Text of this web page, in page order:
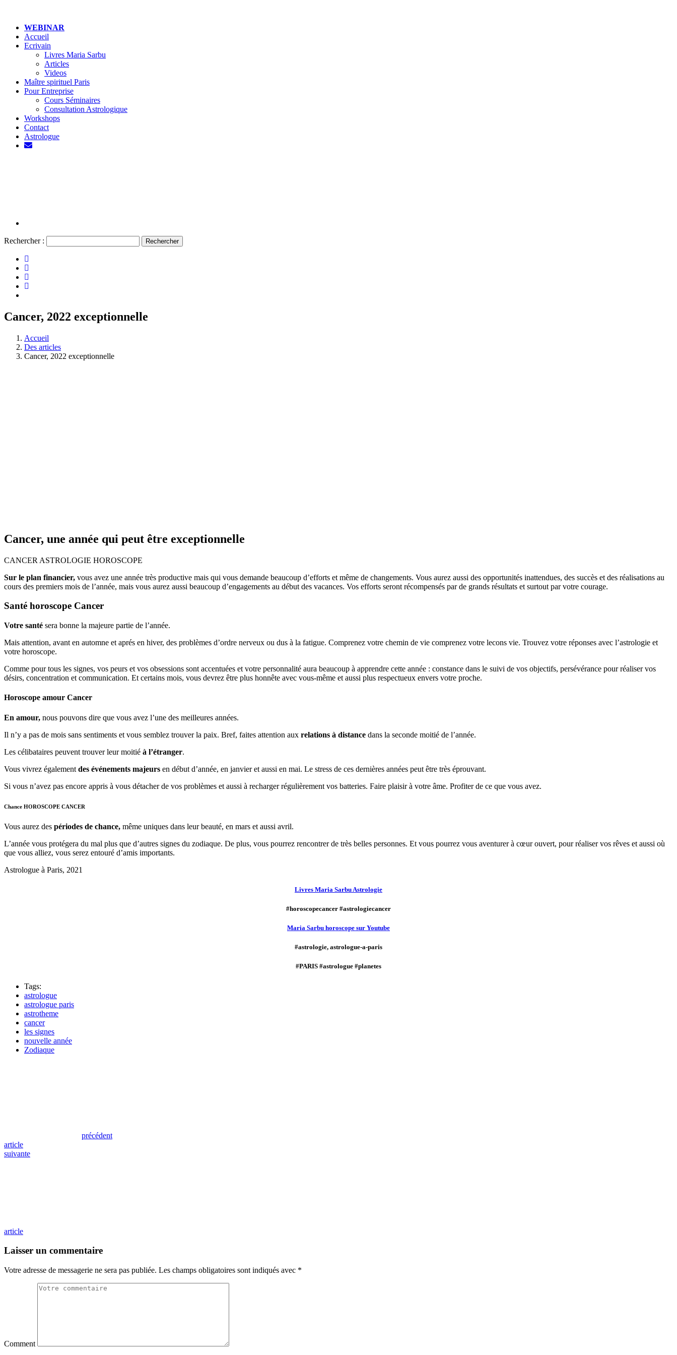
WEBINAR
Accueil
Ecrivain
Livres Maria Sarbu
Articles
Videos
Maître spirituel Paris
Pour Entreprise
Cours Séminaires
Consultation Astrologique
Workshops
Contact
Astrologue
Rechercher :
Cancer, 2022 exceptionnelle
Accueil
Des articles
Cancer, 2022 exceptionnelle
Cancer, une année qui peut être exceptionnelle
CANCER ASTROLOGIE HOROSCOPE
Sur le plan financier, vous avez une année très productive mais qui vous demande beaucoup d’efforts et même de changements. Vous aurez aussi des opportunités inattendues, des succès et des réalisations au
cours des premiers mois de l’année, mais vous aurez aussi beaucoup d’engagements au début des vacances. Vos efforts seront récompensés par de grands résultats et surtout par votre courage.
Santé horoscope Cancer
Votre santé sera bonne la majeure partie de l’année.
Mais attention, avant en automne et aprés en hiver, des problèmes d’ordre nerveux ou dus à la fatigue. Comprenez votre chemin de vie comprenez votre lecons vie. Trouvez votre réponses avec l’astrologie et
votre horoscope.
Comme pour tous les signes, vos peurs et vos obsessions sont accentuées et votre personnalité aura beaucoup à apprendre cette année : constance dans le suivi de vos objectifs, persévérance pour réaliser vos
désirs, concentration et communication. Et certains mois, vous devrez être plus honnête avec vous-même et aussi plus respectueux envers votre proche.
Horoscope amour Cancer
En amour, nous pouvons dire que vous avez l’une des meilleures années.
Il n’y a pas de mois sans sentiments et vous semblez trouver la paix. Bref, faites attention aux relations à distance dans la seconde moitié de l’année.
Les célibataires peuvent trouver leur moitié à l’étranger.
Vous vivrez également des événements majeurs en début d’année, en janvier et aussi en mai. Le stress de ces dernières années peut être très éprouvant.
Si vous n’avez pas encore appris à vous détacher de vos problèmes et aussi à recharger régulièrement vos batteries. Faire plaisir à votre âme. Profiter de ce que vous avez.
Chance HOROSCOPE CANCER
Vous aurez des périodes de chance, même uniques dans leur beauté, en mars et aussi avril.
L’année vous protégera du mal plus que d’autres signes du zodiaque. De plus, vous pourrez rencontrer de très belles personnes. Et vous pourrez vous aventurer à cœur ouvert, pour réaliser vos rêves et aussi où
que vous alliez, vous serez entouré d’amis importants.
Astrologue à Paris, 2021
Livres Maria Sarbu Astrologie
#horoscopecancer #astrologiecancer
Maria Sarbu horoscope sur Youtube
#astrologie, astrologue-a-paris
#PARIS #astrologue #planetes
Tags:
astrologue
astrologue paris
astrotheme
cancer
les signes
nouvelle année
Zodiaque
précédent
article
suivante
article
Laisser un commentaire
Votre adresse de messagerie ne sera pas publiée. Les champs obligatoires sont indiqués avec *
Comment